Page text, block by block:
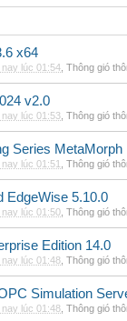
x64
nay lúc 01:54 Thông gió
v2.0
nay lúc 01:53 Thông gió
Series MetaMorph
nay lúc 01:51 Thông gió
EdgeWise 5.10.0
nay lúc 01:50 Thông gió
Edition 14.0
nay lúc 01:48 Thông gió
Simulation
nay lúc 01:48 Thông gió